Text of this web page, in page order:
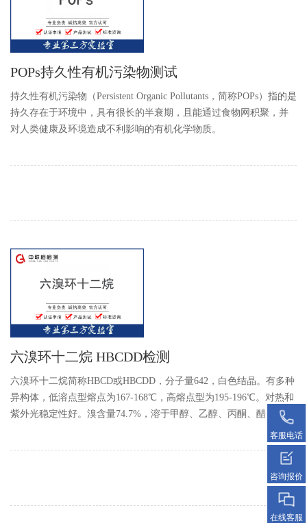
POPs持久性有机污染物测试
持久性有机污染物（Persistent Organic Pollutants，简称POPs）指的是
持久存在于环境中，具有很长的半衰期，且能通过食物网积聚，并
对人类健康及环境造成不利影响的有机化学物质。
六溴环十二烷 HBCDD检测
六溴环十二烷简称HBCD或HBCDD，分子量642，白色结晶。有多种
异构体，低溶点型熔点为167-168℃，高熔点型为195-196℃。对热和
紫外光稳定性好。溴含量74.7%，溶于甲醇、乙醇、丙酮、醋
客服电话
咨询报价
在线客服